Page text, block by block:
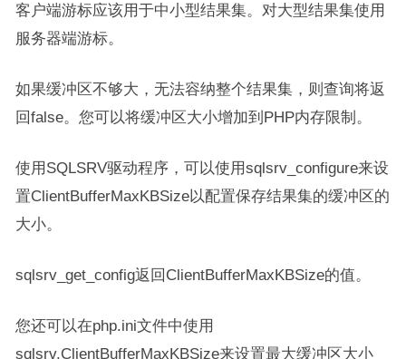
客户端游标应该用于中小型结果集。对大型结果集使用
服务器端游标。
如果缓冲区不够大，无法容纳整个结果集，则查询将返
回false。您可以将缓冲区大小增加到PHP内存限制。
使用SQLSRV驱动程序，可以使用sqlsrv_configure来设
置ClientBufferMaxKBSize以配置保存结果集的缓冲区的
大小。
sqlsrv_get_config返回ClientBufferMaxKBSize的值。
您还可以在php.ini文件中使用
sqlsrv.ClientBufferMaxKBSize来设置最大缓冲区大小